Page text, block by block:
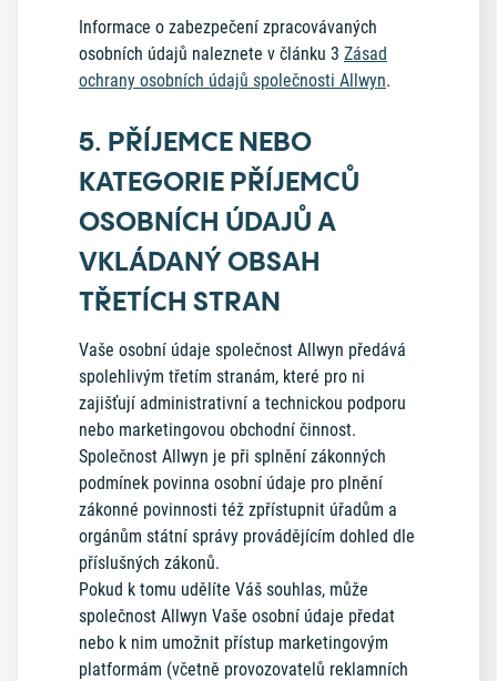
Informace o zabezpečení zpracovávaných
osobních údajů naleznete v článku 3 Zásad
ochrany osobních údajů společnosti Allwyn.
5. PŘÍJEMCE NEBO
KATEGORIE PŘÍJEMCŮ
OSOBNÍCH ÚDAJŮ A
VKLÁDANÝ OBSAH
TŘETÍCH STRAN
Vaše osobní údaje společnost Allwyn předává
spolehlivým třetím stranám, které pro ni
zajišťují administrativní a technickou podporu
nebo marketingovou obchodní činnost.
Společnost Allwyn je při splnění zákonných
podmínek povinna osobní údaje pro plnění
zákonné povinnosti též zpřístupnit úřadům a
orgánům státní správy provádějícím dohled dle
příslušných zákonů.
Pokud k tomu udělíte Váš souhlas, může
společnost Allwyn Vaše osobní údaje předat
nebo k nim umožnit přístup marketingovým
platformám (včetně provozovatelů reklamních